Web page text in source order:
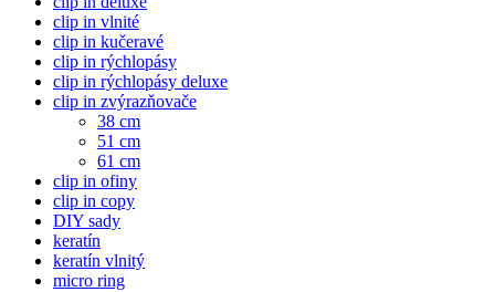
clip in vlnité
clip in kučeravé
clip in rýchlopásy
clip in rýchlopásy deluxe
clip in zvýrazňovače
38 cm
51 cm
61 cm
clip in ofiny
clip in copy
DIY sady
keratín
keratín vlnitý
micro ring